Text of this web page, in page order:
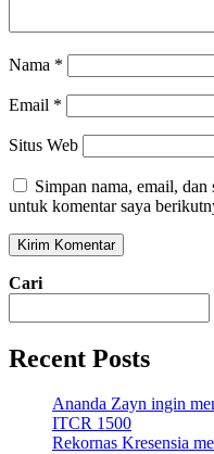
Nama *
Email *
Situs Web
Simpan nama, email,
untuk komentar saya
Cari
Recent Posts
Ananda Zayn ingin
ITCR 1500
Rekornas Kresensia